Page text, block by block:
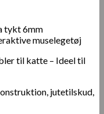
tykt 6mm
muselegetøj
til katte – Ideel til
jutetilskud,